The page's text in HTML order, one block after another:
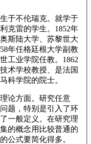
于不伦瑞克。就学于
克雷的学生。1852年
斯陆大学、苏黎世大
年任格廷根大学副教
工业学院任教。1862
术学校教授、是法国
科学院的院士。
论方面。研究任意
题，特别是引入了环
一般定义。在研究理
的概念用比较普通的
公式要简化得多。